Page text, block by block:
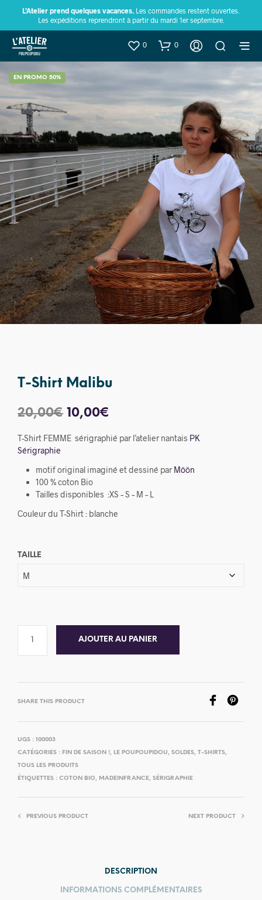
L’Atelier prend quelques vacances. Les commandes restent ouvertes.
Les expéditions reprendront à partir du mardi 1er septembre.
0 0
EN PROMO 50%
T-Shirt Malibu
20,00€ Le
prix
était :
20,00€.
10,00€
prix
est :
10,00€.
T-Shirt FEMME sérigraphié par l’atelier nantais PK
Sérigraphie
motif original imaginé et dessiné par Möön
100 % coton Bio
Tailles disponibles :XS – S – M – L
Couleur du T-Shirt : blanche
TAILLE
AJOUTER AU PANIER
SHARE THIS PRODUCT
UGS : 100003
CATÉGORIES : FIN DE SAISON !, LE POUPOUPIDOU, SOLDES, T-SHIRTS,
TOUS LES PRODUITS
ÉTIQUETTES : COTON BIO, MADEINFRANCE, SÉRIGRAPHIE
PREVIOUS PRODUCT NEXT PRODUCT
DESCRIPTION
INFORMATIONS COMPLÉMENTAIRES